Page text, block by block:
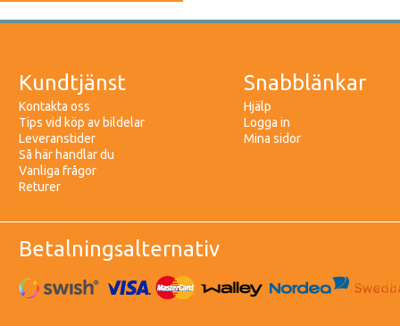
Kundtjänst
Kontakta oss
Tips vid köp av bildelar
Leveranstider
Så här handlar du
Vanliga frågor
Returer
Snabblänkar
Hjälp
Logga in
Mina sidor
Betalningsalternativ